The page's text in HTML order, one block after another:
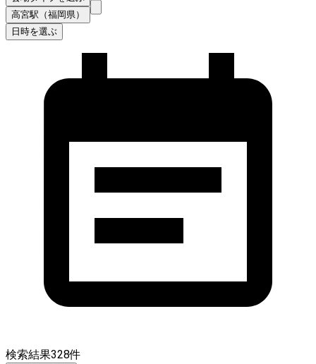
高宮駅（福岡県）
日時を選ぶ
検索結果328件